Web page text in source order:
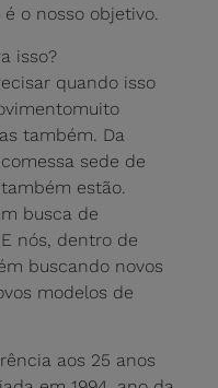
é o nosso objetivo.
isso?
quando isso
também. Da
sede de
estão.
busca de
nós, dentro de
buscando novos
modelos de
aos 25 anos